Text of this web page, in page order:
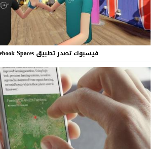
فيسبوك تصدر تطبيق Facebook Spaces